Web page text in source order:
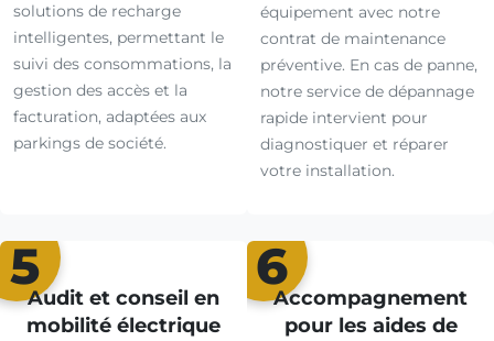
solutions de recharge
intelligentes, permettant le
suivi des consommations, la
gestion des accès et la
facturation, adaptées aux
parkings de société.
équipement avec notre
contrat de maintenance
préventive. En cas de panne,
notre service de dépannage
rapide intervient pour
diagnostiquer et réparer
votre installation.
5
Audit et conseil en
mobilité électrique
6
Accompagnement
pour les aides de